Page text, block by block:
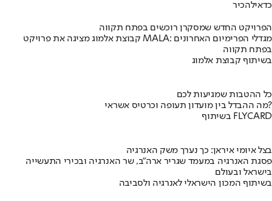
כדאילהכיר
הפרויקט החדש שמסקרן רוכשים בפתח תקווה
קבוצת אלמוג מציגה את פרויקט MALA: מגדלי הפרימיום האחרונים
בפתח תקווה
בשיתוף קבוצת אלמוג
כל ההטבות שמגיעות לכם
מה ההבדל בין מועדון תעופה וכרטיס אשראי?
בשיתוף FLYCARD
בצל איומי איראן: כך נערך משק האנרגיה
פסגת האנרגיה במעמד שגריר ארה"ב, שר האנרגיה ובכירי התעשייה
בישראל ובעולם
בשיתוף המכון הישראלי לאנרגיה ולסביבה